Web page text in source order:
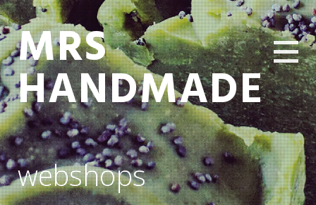
MRS
HANDMADE
webshops